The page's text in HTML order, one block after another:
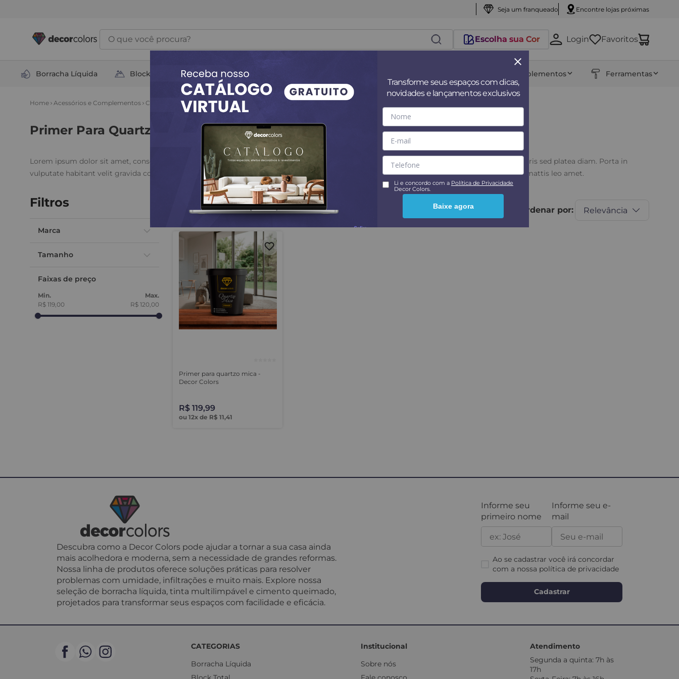
Seja um franqueado Encontre lojas próximas
O que você procura?
Escolha sua Cor Login Favoritos
Borracha Líquida Block Total Soluções Complementos Ferramentas
Acessórios e Complementos Complementos Primer para quartzo mica
Primer Para Quartzo Mica
Lorem ipsum dolor sit amet, consectetur adipiscing elit. Vel aenean adipiscing mattis mi sit. Ut hac ipsum sed quis. Congue felis aenean mauris sed platea diam. Porta in
vulputate habitant velit gravida commodo. Risus commodo, imperdiet sit pharetra mattis leo amet. Risus commodo, imperdiet sit pharetra mattis leo amet.
Filtros
Marca
Tamanho
3,2 L
Faixas de preço
R$ 119,00 R$ 120,00
Produto Encontrado Ordenar por: Relevância
Primer para quartzo mica -
Decor Colors
R$ 119,99
ou 12x de R$ 11,41
Descubra como a Decor Colors pode ajudar a tornar a sua casa ainda
mais acolhedora e moderna, sem a necessidade de grandes reformas.
Nossa linha de produtos oferece soluções práticas para resolver
problemas com umidade, infiltrações e muito mais. Explore nossa
seleção de borracha líquida, tinta multilimpável e cimento queimado,
projetados para transformar seus espaços com facilidade e eficácia.
Informe seu
primeiro nome
Informe seu e-
mail
Ao se cadastrar você irá concordar
com a nossa política de privacidade
Cadastrar
CATEGORIAS
Borracha Líquida
Institucional
Sobre nós
Atendimento
Segunda a quinta: 7h às
17h
Transforme seus espaços com dicas,
novidades e lançamentos exclusivos
Li e concordo com a Política de Privacidade
Decor Colors.
Baixe agora